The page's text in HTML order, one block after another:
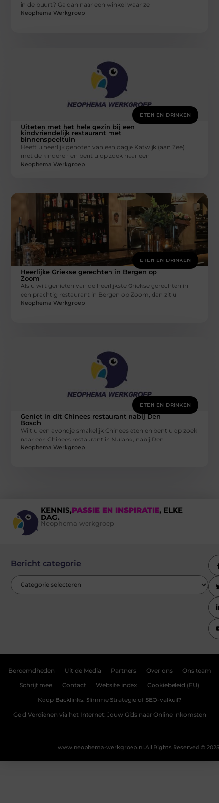
in de buurt? Ga dan naar een winkel waar ze
Neophema Werkgroep
ETEN EN DRINKEN
Uiteten met het hele gezin bij een
kindvriendelijk restaurant met
binnenspeeltuin
Heeft u heerlijk genoten van een dagje Katwijk (aan Zee)
met de kinderen en bent u op zoek naar een
Neophema Werkgroep
ETEN EN DRINKEN
Heerlijke Griekse gerechten in Bergen op
Zoom
Als u wilt genieten van de heerlijkste Griekse gerechten in
een prachtig restaurant in Bergen op Zoom, dan zit u
Neophema Werkgroep
ETEN EN DRINKEN
Geniet in dit Chinees restaurant nabij Den
Bosch
Wilt u een avondje smakelijk Chinees eten en bent u op zoek
naar een Chinees restaurant in Nuland, nabij Den
Neophema Werkgroep
KENNIS,PASSIE EN INSPIRATIE, ELKE
DAG.
Neophema werkgroep
Bericht categorie
Beroemdheden Uit de Media Partners Over ons Ons team
Schrijf mee Contact Website index Cookiebeleid (EU)
Koop Backlinks: Slimme Strategie of SEO-valkuil?
Geld Verdienen via het Internet: Jouw Gids naar Online Inkomsten
All Rights Reserved © 2025
www.neophema-werkgroep.nl.